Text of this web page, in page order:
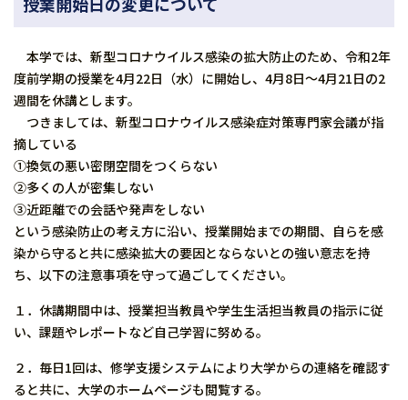
本学では、新型コロナウイルス感染の拡大防止のため、令和2年
度前学期の授業を4月22日（水）に開始し、4月8日～4月21日の2
週間を休講とします。
つきましては、新型コロナウイルス感染症対策専門家会議が指
摘している
①換気の悪い密閉空間をつくらない
②多くの人が密集しない
③近距離での会話や発声をしない
という感染防止の考え方に沿い、授業開始までの期間、自らを感
染から守ると共に感染拡大の要因とならないとの強い意志を持
ち、以下の注意事項を守って過ごしてください。
１．休講期間中は、授業担当教員や学生生活担当教員の指示に従
い、課題やレポートなど自己学習に努める。
２．毎日1回は、修学支援システムにより大学からの連絡を確認す
ると共に、大学のホームページも閲覧する。